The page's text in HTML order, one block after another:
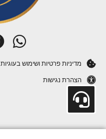
מדיניות פרטיות ושימוש בעוגיות
הצהרת נגישות